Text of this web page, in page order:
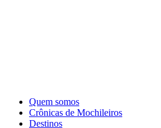
Quem somos
Crônicas de Mochileiros
Destinos